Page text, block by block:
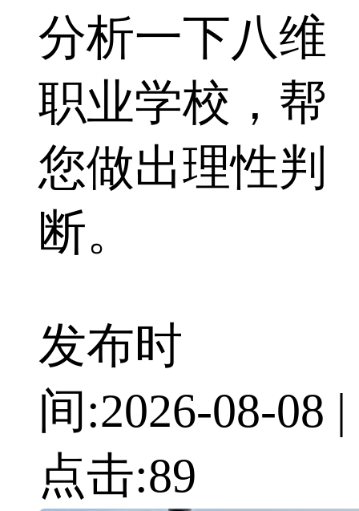
分析一下八维
职业学校，帮
您做出理性判
断。
发布时
间:2026-08-08 |
点击:89